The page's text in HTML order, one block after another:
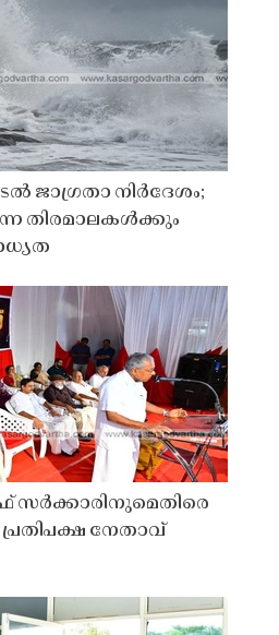
ജാഗ്രതാ നിർദേശം;
തിരമാലകൾക്കും
സർക്കാരിനുമെതിരെ
നേതാവ്